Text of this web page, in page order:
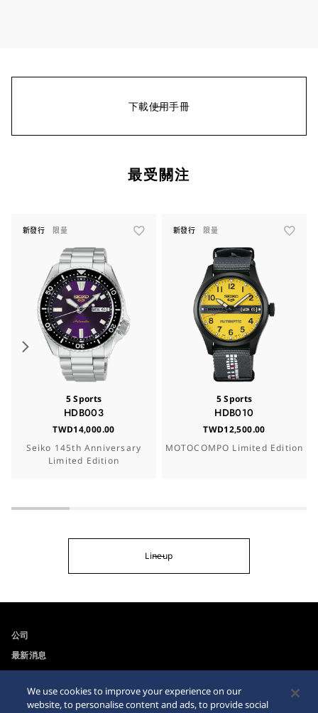
下載使用手冊
最受關注
新發行 限量
5 Sports
HDB003
TWD14,000.00
Seiko 145th Anniversary
Limited Edition
新發行 限量
5 Sports
HDB010
TWD12,500.00
MOTOCOMPO Limited Edition
Lineup
公司
最新消息
We use cookies to improve your experience on our
website, to personalise content and ads, to provide social